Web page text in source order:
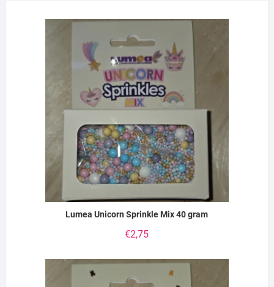
Lumea Unicorn Sprinkle Mix 40 gram
€2,75